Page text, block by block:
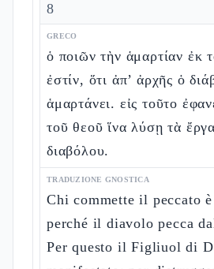
8
GRECO
ὁ ποιῶν τὴν ἁμαρτίαν ἐκ
ἐστίν, ὅτι ἀπ’ ἀρχῆς ὁ
ἁμαρτάνει. εἰς τοῦτο
τοῦ θεοῦ ἵνα λύσῃ τὰ
διαβόλου.
TRADUZIONE GNOSTICA
Chi commette il peccato
perché il diavolo pecca
Per questo il Figliuol di